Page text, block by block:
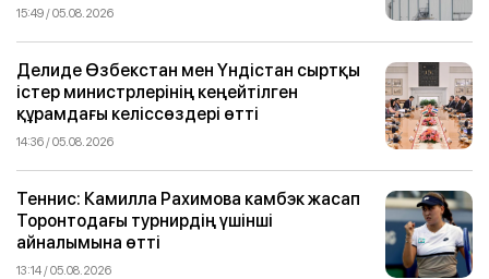
15:49 / 05.08.2026
Делиде Өзбекстан мен Үндістан сыртқы
істер министрлерінің кеңейтілген
құрамдағы келіссөздері өтті
14:36 / 05.08.2026
Теннис: Камилла Рахимова камбэк жасап
Торонтодағы турнирдің үшінші
айналымына өтті
13:14 / 05.08.2026